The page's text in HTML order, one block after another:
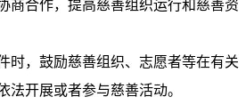
商合作，提高慈善组织运行和慈善资
时，鼓励慈善组织、志愿者等在有关
法开展或者参与慈善活动。